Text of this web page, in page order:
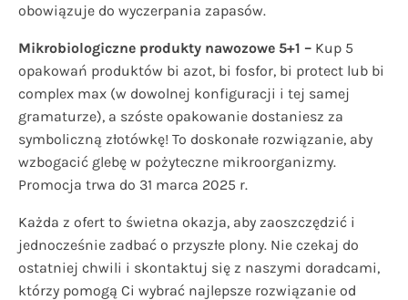
obowiązuje do wyczerpania zapasów.
Mikrobiologiczne produkty nawozowe 5+1 – Kup 5
opakowań produktów bi azot, bi fosfor, bi protect lub bi
complex max (w dowolnej konfiguracji i tej samej
gramaturze), a szóste opakowanie dostaniesz za
symboliczną złotówkę! To doskonałe rozwiązanie, aby
wzbogacić glebę w pożyteczne mikroorganizmy.
Promocja trwa do 31 marca 2025 r.
Każda z ofert to świetna okazja, aby zaoszczędzić i
jednocześnie zadbać o przyszłe plony. Nie czekaj do
ostatniej chwili i skontaktuj się z naszymi doradcami,
którzy pomogą Ci wybrać najlepsze rozwiązanie od